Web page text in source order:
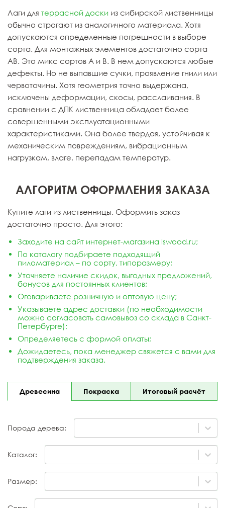
Лаги для террасной доски из сибирской лиственницы
обычно строгают из аналогичного материала. Хотя
допускаются определенные погрешности в выборе
сорта. Для монтажных элементов достаточно сорта
АВ. Это микс сортов А и В. В нем допускаются любые
дефекты. Но не выпавшие сучки, проявление гнили или
червоточины. Хотя геометрия точно выдержана,
исключены деформации, скосы, расслаивания. В
сравнении с ДПК лиственница обладает более
совершенными эксплуатационными
характеристиками. Она более твердая, устойчивая к
механическим повреждениям, вибрационным
нагрузкам, влаге, перепадам температур.
АЛГОРИТМ ОФОРМЛЕНИЯ ЗАКАЗА
Купите лаги из лиственницы. Оформить заказ
достаточно просто. Для этого:
Заходите на сайт интернет-магазина lswood.ru;
По каталогу подбираете подходящий
пиломатериал – по сорту, типоразмеру;
Уточняете наличие скидок, выгодных предложений,
бонусов для постоянных клиентов;
Оговариваете розничную и оптовую цену;
Указываете адрес доставки (по необходимости
можно согласовать самовывоз со склада в Санкт-
Петербурге);
Определяетесь с формой оплаты;
Дожидаетесь, пока менеджер свяжется с вами для
подтверждения заказа.
Древесина Покраска Итоговый расчёт
Порода дерева:
Каталог:
Размер: